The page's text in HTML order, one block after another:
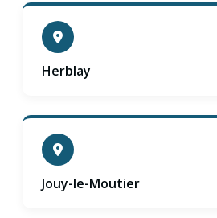
Herblay
Jouy-le-Moutier